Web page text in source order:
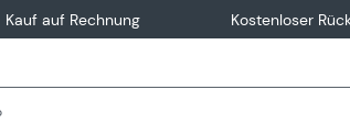
Kauf auf Rechnung Kostenloser